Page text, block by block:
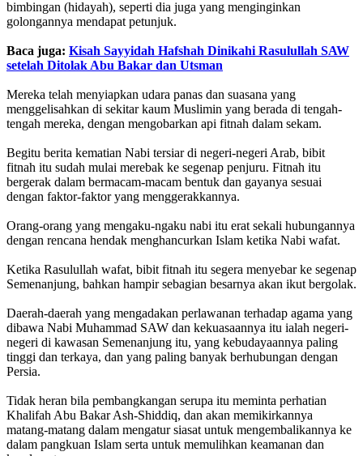
bimbingan (hidayah), seperti dia juga yang menginginkan
golongannya mendapat petunjuk.
Baca juga: Kisah Sayyidah Hafshah Dinikahi Rasulullah SAW
setelah Ditolak Abu Bakar dan Utsman
Mereka telah menyiapkan udara panas dan suasana yang
menggelisahkan di sekitar kaum Muslimin yang berada di tengah-
tengah mereka, dengan mengobarkan api fitnah dalam sekam.
Begitu berita kematian Nabi tersiar di negeri-negeri Arab, bibit
fitnah itu sudah mulai merebak ke segenap penjuru. Fitnah itu
bergerak dalam bermacam-macam bentuk dan gayanya sesuai
dengan faktor-faktor yang menggerakkannya.
Orang-orang yang mengaku-ngaku nabi itu erat sekali hubungannya
dengan rencana hendak menghancurkan Islam ketika Nabi wafat.
Ketika Rasulullah wafat, bibit fitnah itu segera menyebar ke segenap
Semenanjung, bahkan hampir sebagian besarnya akan ikut bergolak.
Daerah-daerah yang mengadakan perlawanan terhadap agama yang
dibawa Nabi Muhammad SAW dan kekuasaannya itu ialah negeri-
negeri di kawasan Semenanjung itu, yang kebudayaannya paling
tinggi dan terkaya, dan yang paling banyak berhubungan dengan
Persia.
Tidak heran bila pembangkangan serupa itu meminta perhatian
Khalifah Abu Bakar Ash-Shiddiq, dan akan memikirkannya
matang-matang dalam mengatur siasat untuk mengembalikannya ke
dalam pangkuan Islam serta untuk memulihkan keamanan dan